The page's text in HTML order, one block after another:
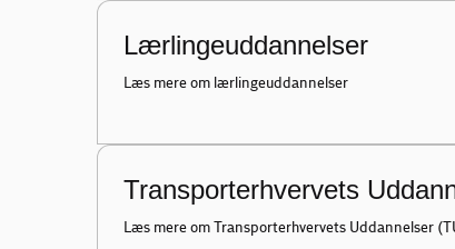
Lærlingeuddannelser
Læs mere om lærlingeuddannelser
Transporterhvervets
Læs mere om Transporterhvervets Uddannelser